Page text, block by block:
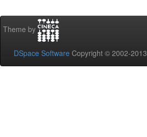
Theme by
DSpace Software Copyright © 2002-2013